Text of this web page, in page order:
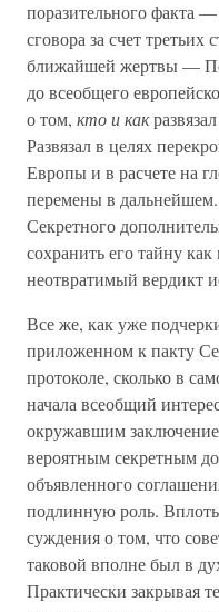
поразительного факта
сговора за счет третьих
ближайшей жертвы —
до всеобщего
о том, кто и как
Развязал в целях
Европы и в расчете на
перемены в
Секретного
сохранить его тайну
неотвратимый вердикт
Все же, как уже
приложенном к пакту
протоколе, сколько в
начала всеобщий
окружавшим заключение
вероятным секретным
объявленного
подлинную роль.
суждения о том, что
таковой вполне был в
Практически закрывая